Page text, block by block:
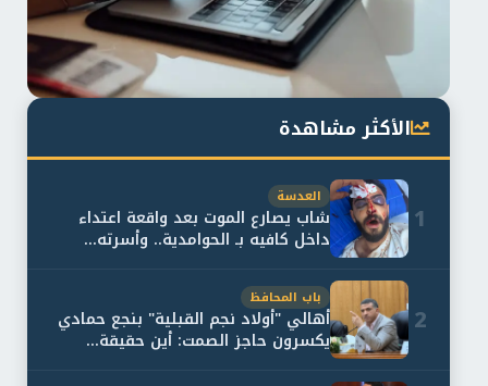
الأكثر مشاهدة
1
العدسة
شاب يصارع الموت بعد واقعة اعتداء
داخل كافيه بـ الحوامدية.. وأسرته...
2
باب المحافظ
أهالي "أولاد نجم القبلية" بنجع حمادي
يكسرون حاجز الصمت: أين حقيقة...